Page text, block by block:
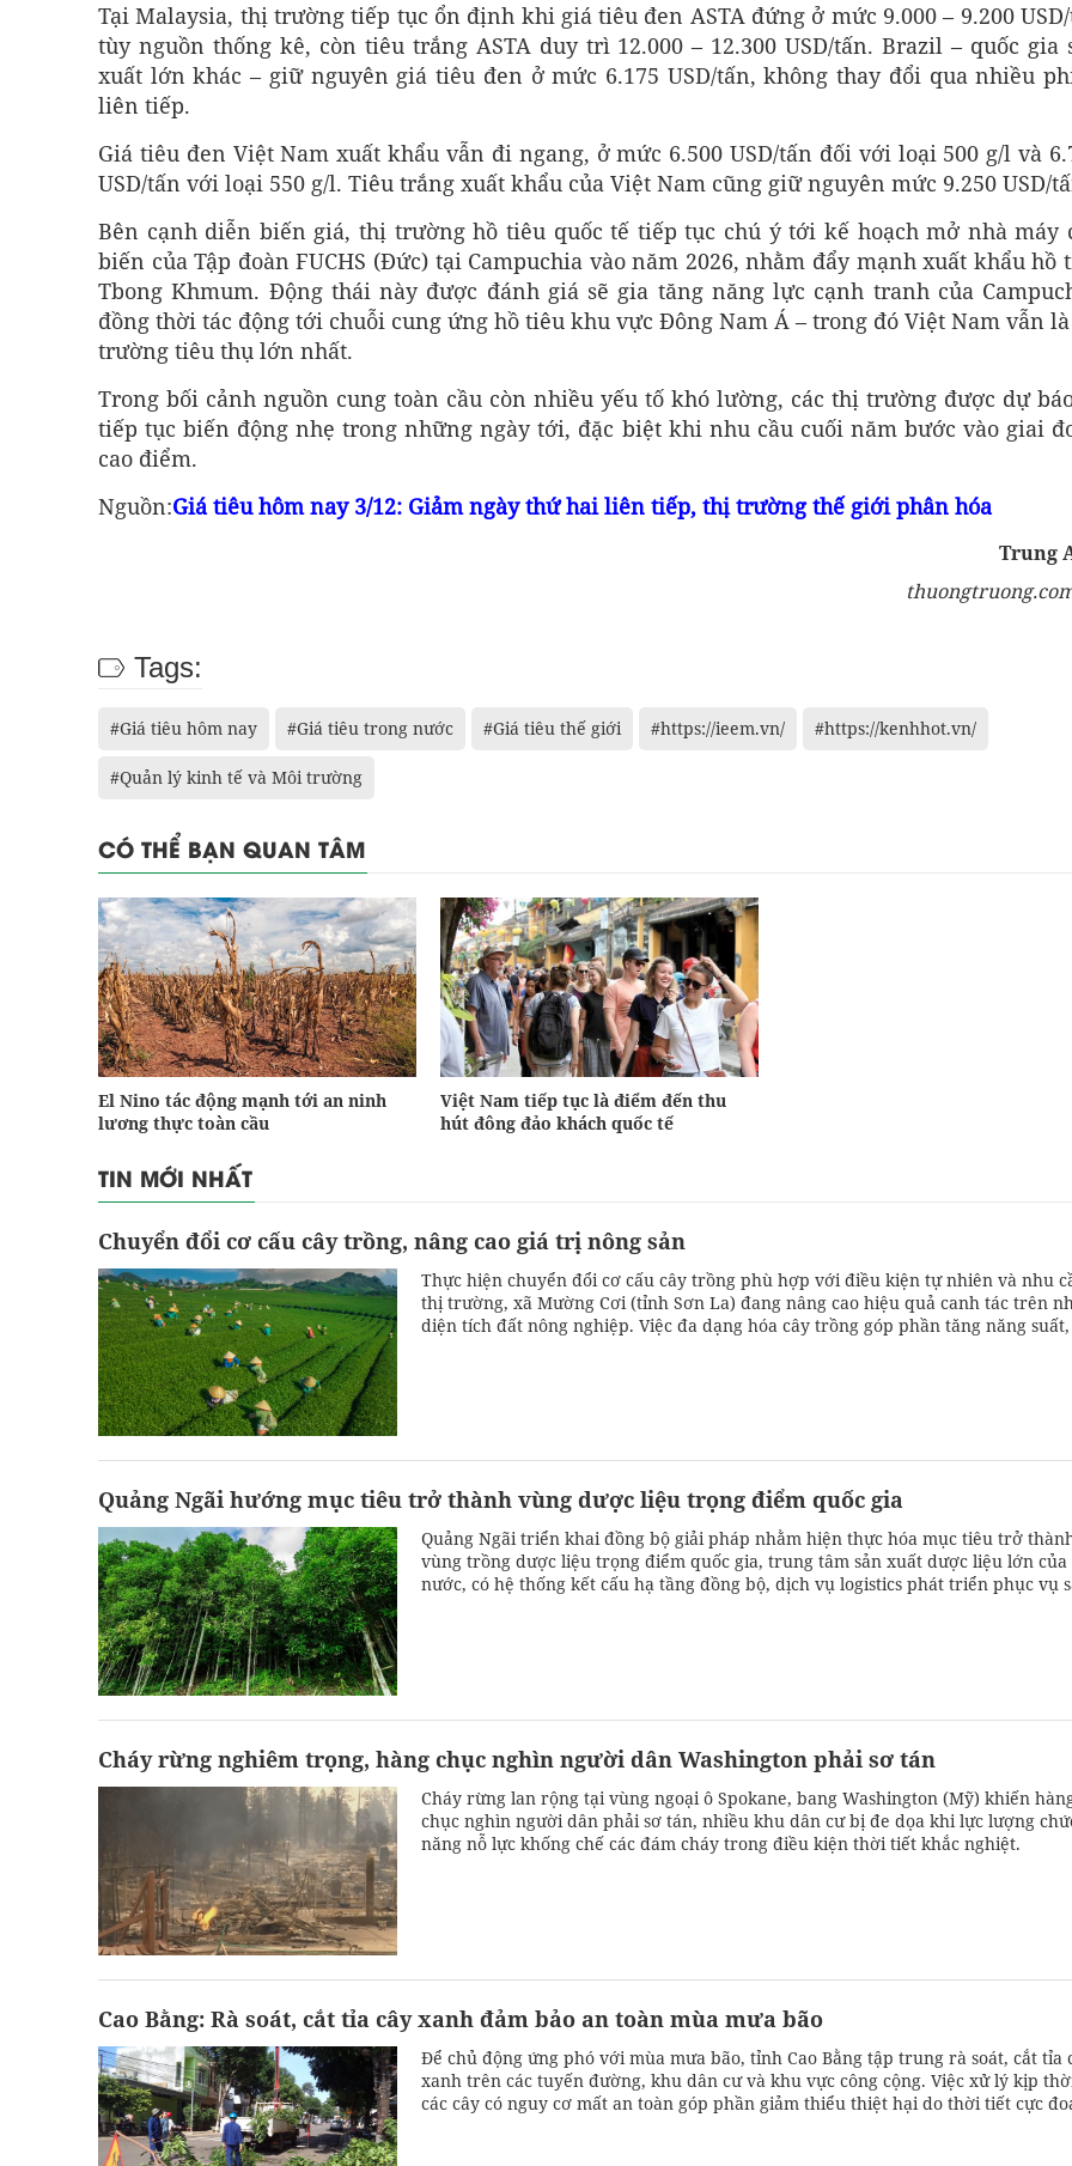
Tại Malaysia, thị trường tiếp tục ổn định khi giá tiêu đen ASTA đứng ở mức 9.000 – 9.200
tùy nguồn thống kê, còn tiêu trắng ASTA duy trì 12.000 – 12.300 USD/tấn. Brazil – quốc gia
xuất lớn khác – giữ nguyên giá tiêu đen ở mức 6.175 USD/tấn, không thay đổi qua nhiều
liên tiếp.
Giá tiêu đen Việt Nam xuất khẩu vẫn đi ngang, ở mức 6.500 USD/tấn đối với loại 500 g/l và
USD/tấn với loại 550 g/l. Tiêu trắng xuất khẩu của Việt Nam cũng giữ nguyên mức 9.250 USD/
Bên cạnh diễn biến giá, thị trường hồ tiêu quốc tế tiếp tục chú ý tới kế hoạch mở nhà máy
biến của Tập đoàn FUCHS (Đức) tại Campuchia vào năm 2026, nhằm đẩy mạnh xuất khẩu hồ
Tbong Khmum. Động thái này được đánh giá sẽ gia tăng năng lực cạnh tranh của
đồng thời tác động tới chuỗi cung ứng hồ tiêu khu vực Đông Nam Á – trong đó Việt Nam vẫn
trường tiêu thụ lớn nhất.
Trong bối cảnh nguồn cung toàn cầu còn nhiều yếu tố khó lường, các thị trường được dự
tiếp tục biến động nhẹ trong những ngày tới, đặc biệt khi nhu cầu cuối năm bước vào giai
cao điểm.
Nguồn:Giá tiêu hôm nay 3/12: Giảm ngày thứ hai liên tiếp, thị trường thế giới phân hóa
Trung
Tags:
#Giá tiêu hôm nay #Giá tiêu trong nước #Giá tiêu thế giới #https://ieem.vn/ #https://kenhhot.vn/
#Quản lý kinh tế và Môi trường
CÓ THỂ BẠN QUAN TÂM
El Nino tác động mạnh tới an ninh
lương thực toàn cầu
Việt Nam tiếp tục là điểm đến thu
hút đông đảo khách quốc tế
TIN MỚI NHẤT
Chuyển đổi cơ cấu cây trồng, nâng cao giá trị nông sản
Thực hiện chuyển đổi cơ cấu cây trồng phù hợp với điều kiện tự nhiên và nhu
thị trường, xã Mường Cơi (tỉnh Sơn La) đang nâng cao hiệu quả canh tác trên
diện tích đất nông nghiệp. Việc đa dạng hóa cây trồng góp phần tăng năng
Quảng Ngãi hướng mục tiêu trở thành vùng dược liệu trọng điểm quốc gia
Quảng Ngãi triển khai đồng bộ giải pháp nhằm hiện thực hóa mục tiêu trở
vùng trồng dược liệu trọng điểm quốc gia, trung tâm sản xuất dược liệu lớn của
nước, có hệ thống kết cấu hạ tầng đồng bộ, dịch vụ logistics phát triển phục vụ
Cháy rừng nghiêm trọng, hàng chục nghìn người dân Washington phải sơ tán
Cháy rừng lan rộng tại vùng ngoại ô Spokane, bang Washington (Mỹ) khiến
chục nghìn người dân phải sơ tán, nhiều khu dân cư bị đe dọa khi lực lượng
năng nỗ lực khống chế các đám cháy trong điều kiện thời tiết khắc nghiệt.
Cao Bằng: Rà soát, cắt tỉa cây xanh đảm bảo an toàn mùa mưa bão
Để chủ động ứng phó với mùa mưa bão, tỉnh Cao Bằng tập trung rà soát, cắt tỉa
xanh trên các tuyến đường, khu dân cư và khu vực công cộng. Việc xử lý kịp
các cây có nguy cơ mất an toàn góp phần giảm thiểu thiệt hại do thời tiết cực